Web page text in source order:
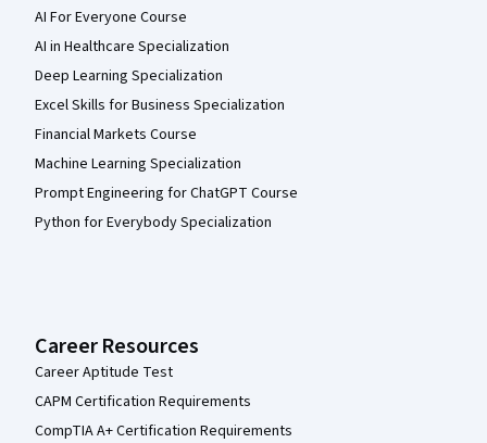
AI For Everyone Course
AI in Healthcare Specialization
Deep Learning Specialization
Excel Skills for Business Specialization
Financial Markets Course
Machine Learning Specialization
Prompt Engineering for ChatGPT Course
Python for Everybody Specialization
Career Resources
Career Aptitude Test
CAPM Certification Requirements
CompTIA A+ Certification Requirements